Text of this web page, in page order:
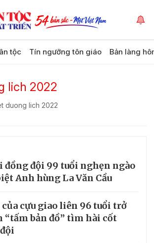
tộc Tín ngưỡng tôn giáo Bản làng
lich 2022
duong lich 2022
đồng đội 99 tuổi nghẹn ngào
Anh hùng La Văn Cầu
của cựu giao liên 96 tuổi trở
“tấm bản đồ” tìm hài cốt